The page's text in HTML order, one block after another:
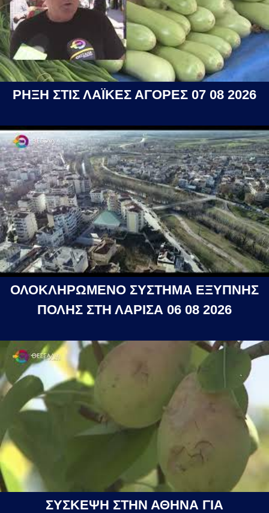
ΡΗΞΗ ΣΤΙΣ ΛΑΪΚΕΣ ΑΓΟΡΕΣ 07 08 2026
ΟΛΟΚΛΗΡΩΜΕΝΟ ΣΥΣΤΗΜΑ ΕΞΥΠΝΗΣ
ΠΟΛΗΣ ΣΤΗ ΛΑΡΙΣΑ 06 08 2026
ΣΥΣΚΕΨΗ ΣΤΗΝ ΑΘΗΝΑ ΓΙΑ